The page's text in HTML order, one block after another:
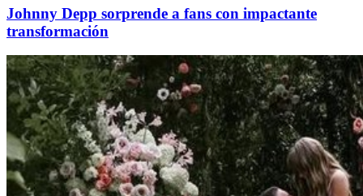
Johnny Depp sorprende a fans con impactante
transformación